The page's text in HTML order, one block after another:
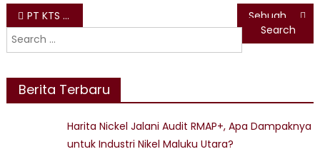
Post
navigation
PT KTS Kuatkan Komitmen PPM, Salurkan Jersey Sepak Bola untuk Pemuda Desa Bobo
Search
for:
Berita Terbaru
Harita Nickel Jalani Audit RMAP+, Apa Dampaknya
untuk Industri Nikel Maluku Utara?